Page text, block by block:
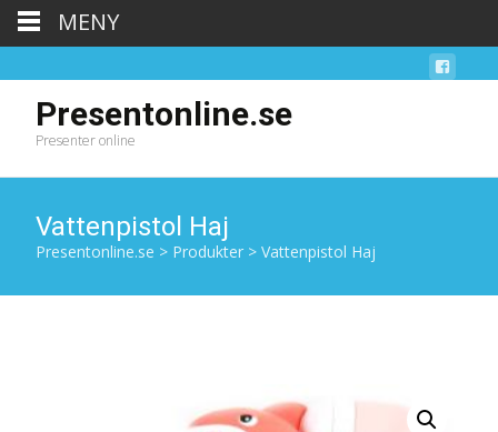
Presentonline.se
Presenter online
Vattenpistol Haj
Presentonline.se > Produkter > Vattenpistol Haj
MENY